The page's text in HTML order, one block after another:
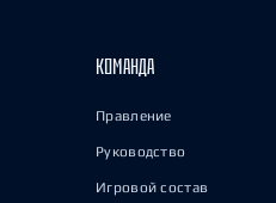
КОМАНДА
Правление
Руководство
Игровой состав